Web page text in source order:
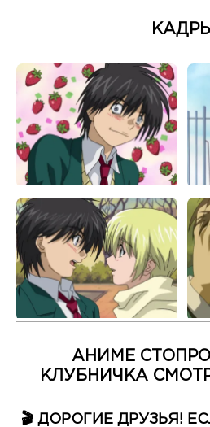
КАДРЫ
АНИМЕ
КЛУБНИЧКА
🎬 ДОРОГИЕ ДРУЗЬЯ!